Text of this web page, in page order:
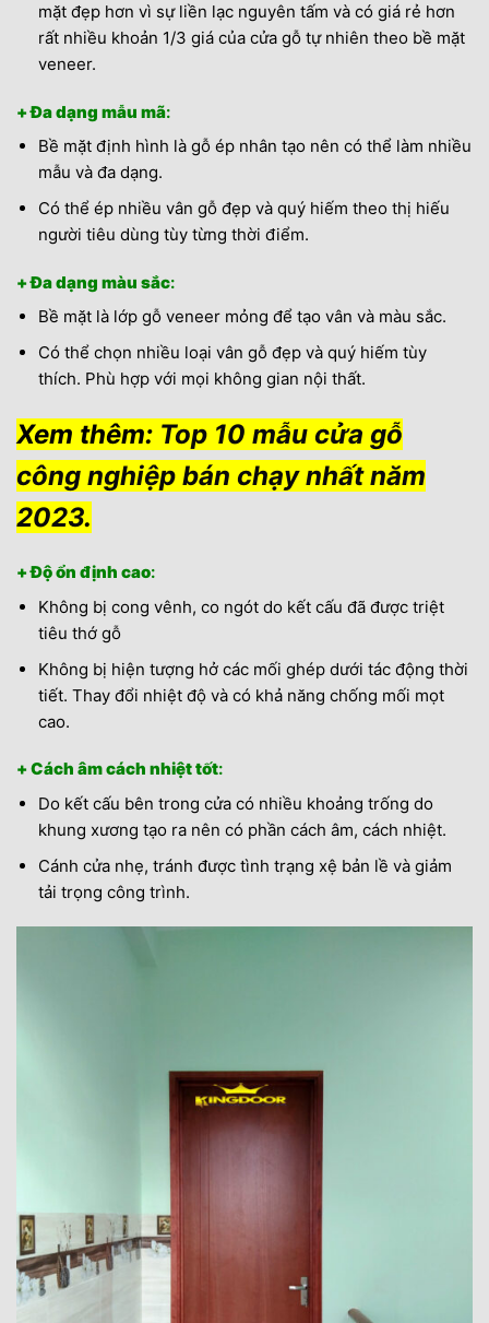
mặt đẹp hơn vì sự liền lạc nguyên tấm và có giá rẻ hơn
rất nhiều khoản 1/3 giá của cửa gỗ tự nhiên theo bề mặt
veneer.
+ Đa dạng mẫu mã:
Bề mặt định hình là gỗ ép nhân tạo nên có thể làm nhiều
mẫu và đa dạng.
Có thể ép nhiều vân gỗ đẹp và quý hiếm theo thị hiếu
người tiêu dùng tùy từng thời điểm.
+ Đa dạng màu sắc:
Bề mặt là lớp gỗ veneer mỏng để tạo vân và màu sắc.
Có thể chọn nhiều loại vân gỗ đẹp và quý hiếm tùy
thích. Phù hợp với mọi không gian nội thất.
Xem thêm: Top 10 mẫu cửa gỗ
công nghiệp bán chạy nhất năm
2023.
+ Độ ổn định cao:
Không bị cong vênh, co ngót do kết cấu đã được triệt
tiêu thớ gỗ
Không bị hiện tượng hở các mối ghép dưới tác động thời
tiết. Thay đổi nhiệt độ và có khả năng chống mối mọt
cao.
+ Cách âm cách nhiệt tốt:
Do kết cấu bên trong cửa có nhiều khoảng trống do
khung xương tạo ra nên có phần cách âm, cách nhiệt.
Cánh cửa nhẹ, tránh được tình trạng xệ bản lề và giảm
tải trọng công trình.